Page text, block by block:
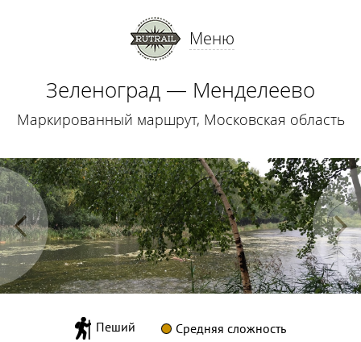
Меню
Зеленоград — Менделеево
Маркированный маршрут, Московская область
Пеший
Средняя сложность